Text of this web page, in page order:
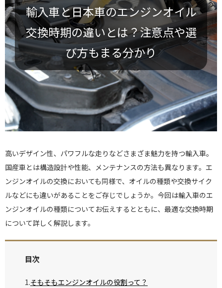
輸入車と日本車のエンジンオイル
交換時期の違いとは？注意点や選
び方もまる分かり
高いデザイン性、パワフルな走りなどさまざま魅力を持つ輸入車。
国産車とは構造設計や性能、メンテナンスの方法も異なります。エ
ンジンオイルの交換においても同様で、オイルの種類や交換サイク
ルなどにも違いがあることをご存じでしょうか。今回は輸入車のエ
ンジンオイルの種類についてお伝えするとともに、最適な交換時期
について詳しく解説します。
目次
そもそもエンジンオイルの役割って？